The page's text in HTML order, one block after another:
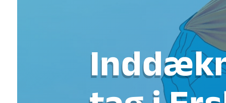
Flyttehjælp
Gulvlaminering
Hårde hvidevare
Hjælp til mobil, pc,
Installation af ildsted
Møbelsamling og
Ophængning af